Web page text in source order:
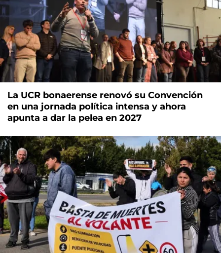
La UCR bonaerense renovó su Convención
en una jornada política intensa y ahora
apunta a dar la pelea en 2027